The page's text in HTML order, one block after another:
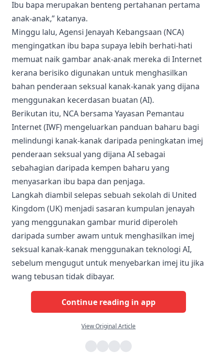
Ibu bapa merupakan benteng pertahanan pertama
anak-anak,” katanya.
Minggu lalu, Agensi Jenayah Kebangsaan (NCA)
mengingatkan ibu bapa supaya lebih berhati-hati
memuat naik gambar anak-anak mereka di Internet
kerana berisiko digunakan untuk menghasilkan
bahan penderaan seksual kanak-kanak yang dijana
menggunakan kecerdasan buatan (AI).
Berikutan itu, NCA bersama Yayasan Pemantau
Internet (IWF) mengeluarkan panduan baharu bagi
melindungi kanak-kanak daripada peningkatan imej
penderaan seksual yang dijana AI sebagai
sebahagian daripada kempen baharu yang
menyasarkan ibu bapa dan penjaga.
Langkah diambil selepas sebuah sekolah di United
Kingdom (UK) menjadi sasaran kumpulan jenayah
yang menggunakan gambar murid diperoleh
daripada sumber awam untuk menghasilkan imej
seksual kanak-kanak menggunakan teknologi AI,
sebelum mengugut untuk menyebarkan imej itu jika
wang tebusan tidak dibayar.
Continue reading in app
View Original Article